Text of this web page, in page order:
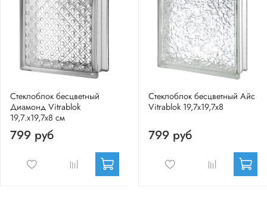
Стеклоблок бесцветный
Диамонд Vitrablok
19,7.x19,7x8 см
799 руб
Стеклоблок бесцветный Айс
Vitrablok 19,7x19,7x8
799 руб